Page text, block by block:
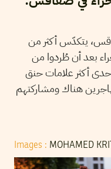
يتكدّس أكثر من
بعد أن طُردوا من
أكثر علامات حنق
هناك ومشاركتهم
Images : MOHAMED KRIT